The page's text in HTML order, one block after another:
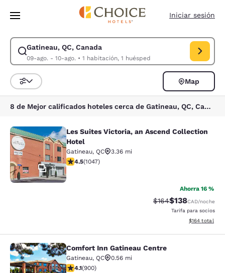
Pasar A Contenido Principal
Iniciar sesión
Gatineau, QC, Canada
09-ago. - 10-ago.• 1 habitación, 1 huésped
Modificar la búsqueda de Gatineau, QC, Canada. Fecha de check-in
Ordenar y filtrar
Map
8 de Mejor calificados hoteles cerca de Gatineau, QC, Canada
Les Suites Victoria, an Ascend
31
Les Suites Victoria, an Ascend Collection
Hotel
Gatineau, QC
3.36 mi
calificación de 4.5 estrellas. Excelente. 1047 reseñas
4.5(1047)
Ahorra 16 %
Precio tachado:
$164Precio con
$138CAD/noche
Tarifa para socios
Ver detalles
$164 total
Comfort Inn Gatineau Centre
Comfort Inn Gatineau Centre
Gatineau, QC
0.56 mi
calificación de 4.1 estrellas. Muy bueno. 900 reseñas
4.1(900)